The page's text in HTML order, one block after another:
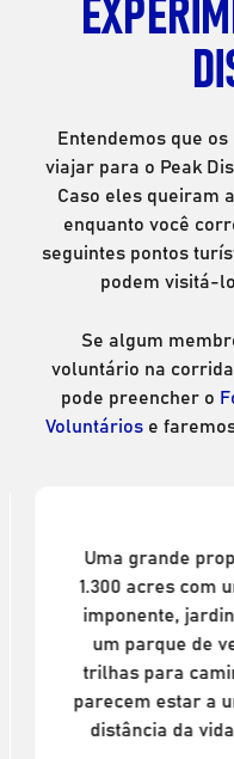
Entendemos que
viajar para o Peak
Caso eles queiram
enquanto você
seguintes pontos
podem visitá-
Se algum
voluntário na
pode preencher o
Voluntáriose
Lar de algumas
em arenito mais
do Reino
Windgather
Edge – faces
testaram